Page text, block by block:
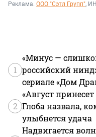
Реклама. ООО "Сэтл Групп",
1
«Минус —
российский
сериале «Дом
2
«Август
Глоба назвала,
улыбнется удача
Надвигается